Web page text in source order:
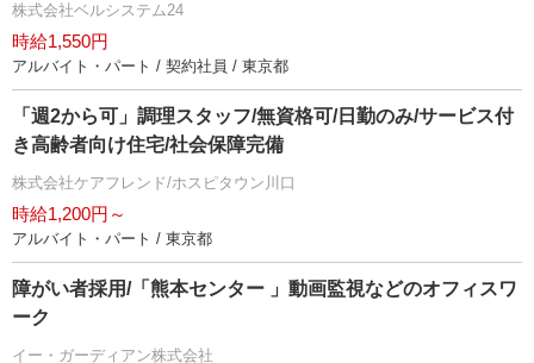
株式会社ベルシステム24
時給1,550円
アルバイト・パート / 契約社員 / 東京都
「週2から可」調理スタッフ/無資格可/日勤のみ/サービス付
き高齢者向け住宅/社会保障完備
株式会社ケアフレンド/ホスピタウン川口
時給1,200円～
アルバイト・パート / 東京都
障がい者採用/「熊本センター 」動画監視などのオフィスワ
ーク
イー・ガーディアン株式会社